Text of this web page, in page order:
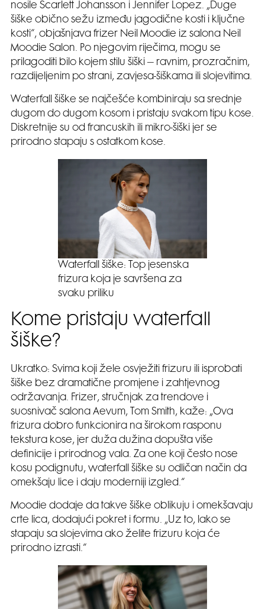
nosile Scarlett Johansson i Jennifer Lopez. „Duge
šiške obično sežu između jagodične kosti i ključne
kosti“, objašnjava frizer Neil Moodie iz salona Neil
Moodie Salon. Po njegovim riječima, mogu se
prilagoditi bilo kojem stilu šiški – ravnim, prozračnim,
razdijeljenim po strani, zavjesa-šiškama ili slojevitima.
Waterfall šiške se najčešće kombiniraju sa srednje
dugom do dugom kosom i pristaju svakom tipu kose.
Diskretnije su od francuskih ili mikro-šiški jer se
prirodno stapaju s ostatkom kose.
Waterfall šiške: Top jesenska
frizura koja je savršena za
svaku priliku
Kome pristaju waterfall
šiške?
Ukratko: Svima koji žele osvježiti frizuru ili isprobati
šiške bez dramatične promjene i zahtjevnog
održavanja. Frizer, stručnjak za trendove i
suosnivač salona Aevum, Tom Smith, kaže: „Ova
frizura dobro funkcionira na širokom rasponu
tekstura kose, jer duža dužina dopušta više
definicije i prirodnog vala. Za one koji često nose
kosu podignutu, waterfall šiške su odličan način da
omekšaju lice i daju moderniji izgled.“
Moodie dodaje da takve šiške oblikuju i omekšavaju
crte lica, dodajući pokret i formu. „Uz to, lako se
stapaju sa slojevima ako želite frizuru koja će
prirodno izrasti.“